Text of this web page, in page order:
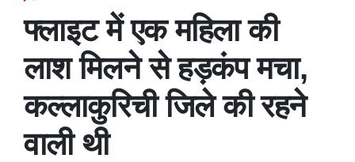
फ्लाइट में एक महिला की
लाश मिलने से हड़कंप मचा,
कल्लाकुरिची जिले की रहने
वाली थी